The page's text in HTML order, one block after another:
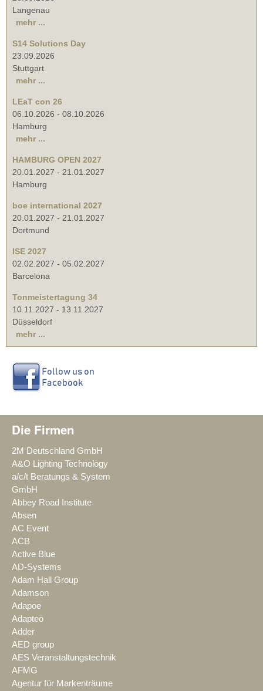
Langenau
mehr ...
S14 Solutions Day
23.09.2026
Stuttgart
mehr ...
LEaT con 26
06.10.2026 - 08.10.2026
Hamburg
mehr ...
HAMBURG OPEN 2027
20.01.2027 - 21.01.2027
Hamburg
boe international 2027
20.01.2027 - 21.01.2027
Dortmund
ISE 2027
02.02.2027 - 05.02.2027
Barcelona
Tonmeistertagung 34
10.11.2027 - 13.11.2027
Düsseldorf
mehr ...
Die Firmen
2M Deutschland GmbH
A&O Lighting Technology
a/c/t Beratungs & System
GmbH
Abbey Road Institute
Absen
AC Event
ACB
Active Blue
AD-Systems
Adam Hall Group
Adamson
Adapoe
Adapteo
Adder
AED group
AES Veranstaltungstechnik
AFMG
Agentur für Markenträume